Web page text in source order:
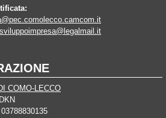
COMO-LECCO
03788830135